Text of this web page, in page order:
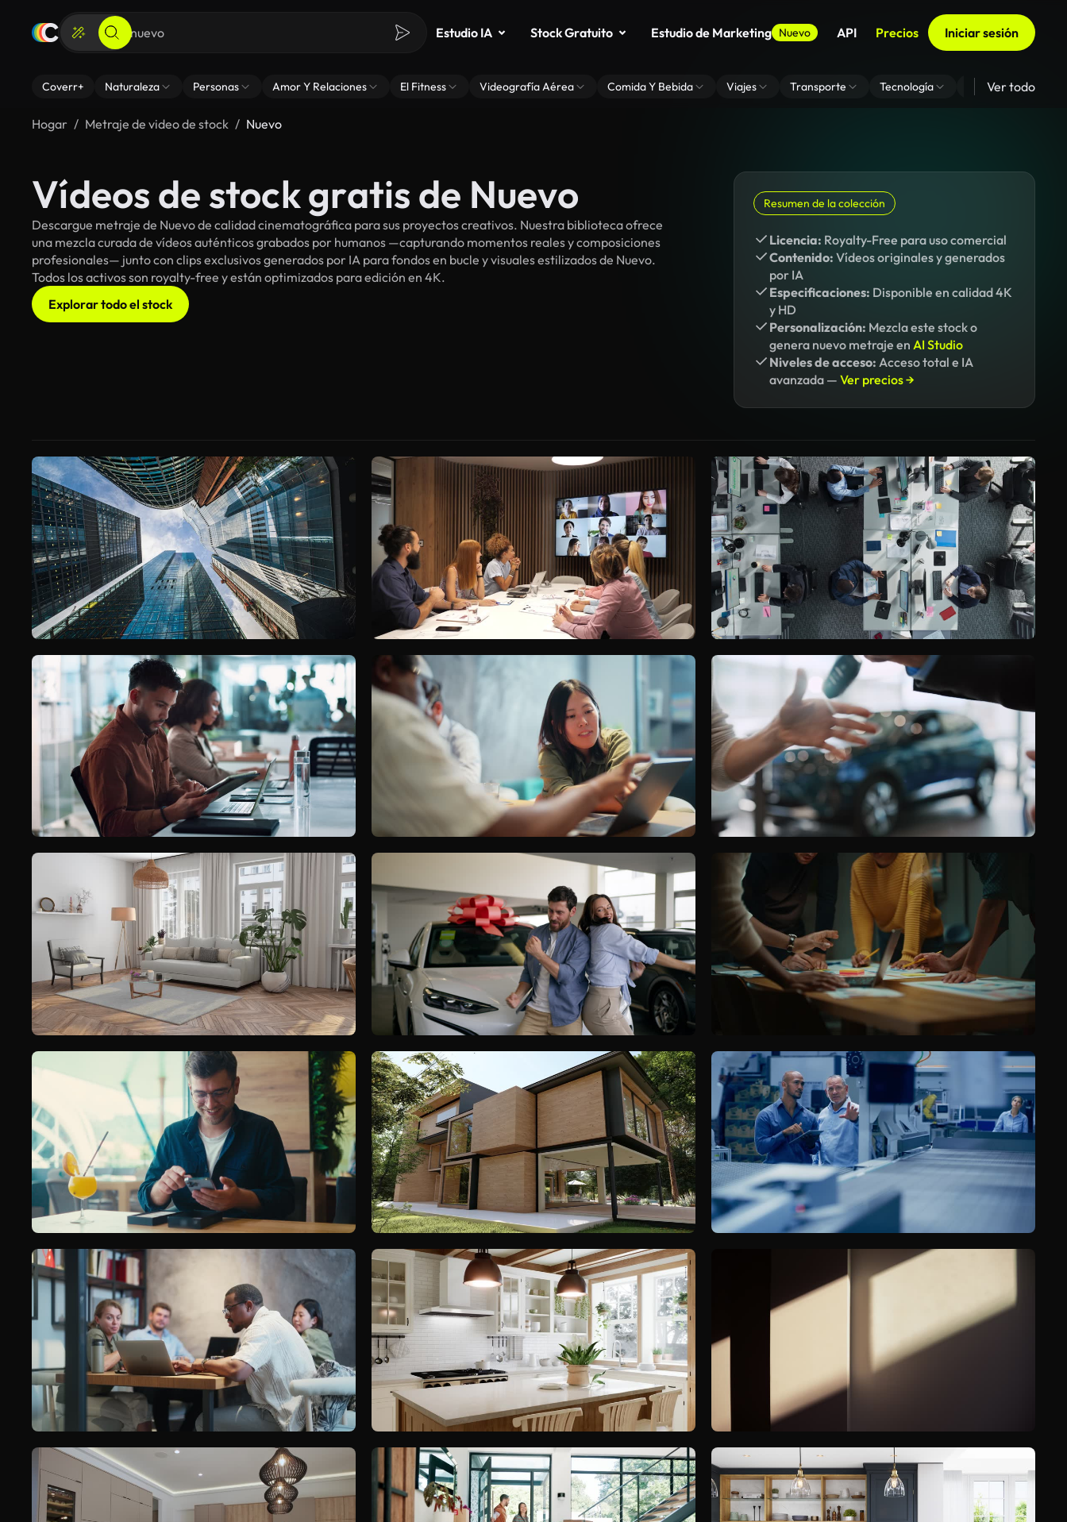
Estudio IA Stock Gratuito Estudio de Marketing Nuevo API Precios Iniciar sesión
Coverr+ Naturaleza Personas Amor Y Relaciones El Fitness Videografía Aérea Comida Y Bebida Viajes Transporte Tecnología Zoom De Fondo
Ver todo
Hogar Metraje de video de stock Nuevo
Vídeos de stock gratis de Nuevo
Descargue metraje de Nuevo de calidad cinematográfica para sus proyectos creativos. Nuestra biblioteca ofrece
una mezcla curada de vídeos auténticos grabados por humanos —capturando momentos reales y composiciones
profesionales— junto con clips exclusivos generados por IA para fondos en bucle y visuales estilizados de Nuevo.
Todos los activos son royalty-free y están optimizados para edición en 4K.
Explorar todo el stock
Resumen de la colección
Licencia: Royalty-Free para uso comercial
Contenido: Vídeos originales y generados
por IA
Especificaciones: Disponible en calidad 4K
y HD
Personalización: Mezcla este stock o
genera nuevo metraje en AI Studio
Niveles de acceso: Acceso total e IA
avanzada — Ver precios →